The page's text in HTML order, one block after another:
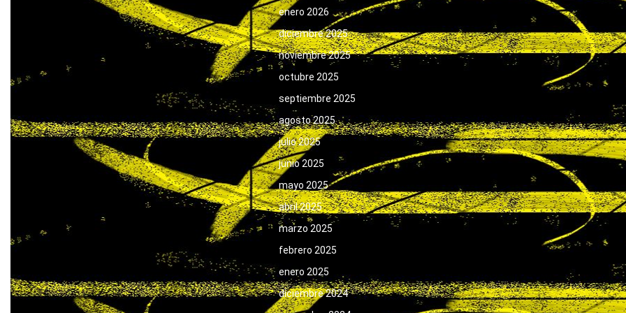
enero 2026
diciembre 2025
noviembre 2025
octubre 2025
septiembre 2025
agosto 2025
julio 2025
junio 2025
mayo 2025
abril 2025
marzo 2025
febrero 2025
enero 2025
diciembre 2024